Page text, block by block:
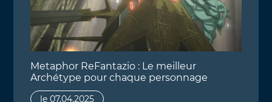
Metaphor ReFantazio : Le meilleur
Archétype pour chaque personnage
le 07.04.2025